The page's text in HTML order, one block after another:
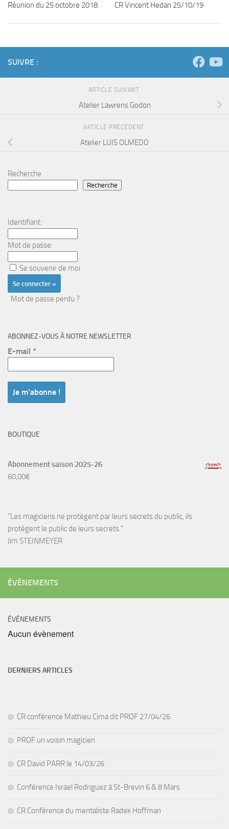
Réunion du 25 octobre 2018 CR Vincent Hedan 25/10/19
SUIVRE :
ARTICLE SUIVANT
Atelier Lawrens Godon
ARTICLE PRÉCÉDENT
Atelier LUIS OLMEDO
Recherche
Recherche
Identifiant:
Mot de passe:
Se souvenir de moi
Mot de passe perdu ?
ABONNEZ-VOUS À NOTRE NEWSLETTER
E-mail *
BOUTIQUE
Abonnement saison 2025-26
60,00€
"Les magiciens ne protègent par leurs secrets du public, ils
protègent le public de leurs secrets."
Jim STEINMEYER
ÉVÈNEMENTS
ÉVÈNEMENTS
Aucun évènement
DERNIERS ARTICLES
CR conférence Mathieu Cima dit PROF 27/04/26
PROF un voisin magicien
CR David PARR le 14/03/26
Conférence Israel Rodriguez à St-Brevin 6 & 8 Mars
CR Conférence du mentaliste Radek Hoffman